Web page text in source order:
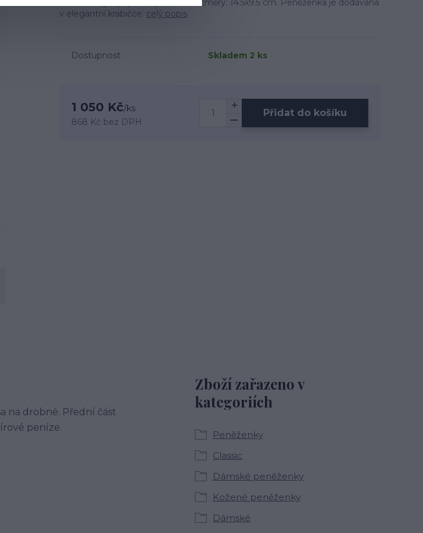
dokumenty a papírové peníze. Rozměry: 14.5x9.5 cm. Peněženka je dodávána
v elegantní krabičce. celý popis
Dostupnost Skladem 2 ks
1 050 Kč/ks
868 Kč bez DPH
Přidat do košíku
na drobné. Přední část
peníze.
Zboží zařazeno v
kategoriích
Peněženky
Classic
Dámské peněženky
Kožené peněženky
Dámské